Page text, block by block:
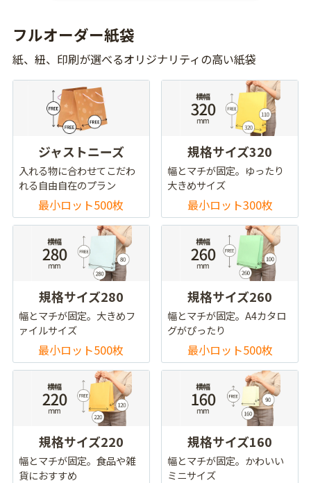
フルオーダー紙袋
紙、紐、印刷が選べるオリジナリティの高い紙袋
ジャストニーズ
入れる物に合わせてこだわ
れる自由自在のプラン
最小ロット500枚
規格サイズ320
幅とマチが固定。ゆったり
大きめサイズ
最小ロット300枚
規格サイズ280
幅とマチが固定。大きめフ
ァイルサイズ
最小ロット500枚
規格サイズ260
幅とマチが固定。A4カタロ
グがぴったり
最小ロット500枚
規格サイズ220
幅とマチが固定。食品や雑
貨におすすめ
規格サイズ160
幅とマチが固定。かわいい
ミニサイズ